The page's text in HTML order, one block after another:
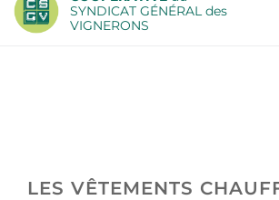
SYNDICAT GÉNÉRAL des
VIGNERONS
LES VÊTEMENTS